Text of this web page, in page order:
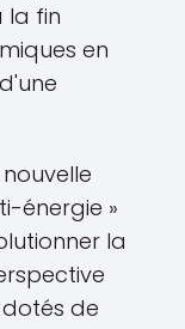
la fin
en
énergie »
la
de